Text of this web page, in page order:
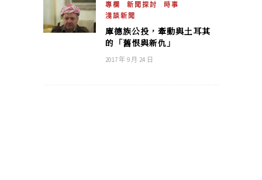
專欄 新聞探討
時事
淺談新聞
庫德族公投，牽動與土耳其
的「舊恨與新仇」
2017 年 9 月 24 日